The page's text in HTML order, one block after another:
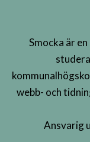
Smocka är
webb- och
Ansvarig